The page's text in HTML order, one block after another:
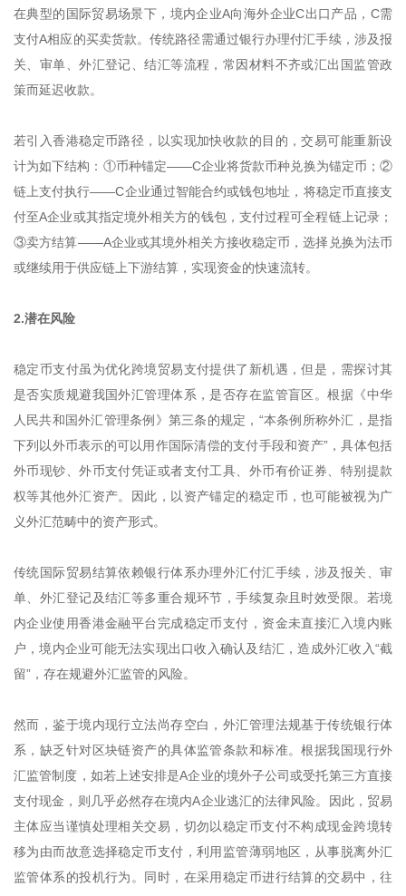
在典型的国际贸易场景下，境内企业A向海外企业C出口产品，C需
支付A相应的买卖货款。传统路径需通过银行办理付汇手续，涉及报
关、审单、外汇登记、结汇等流程，常因材料不齐或汇出国监管政
策而延迟收款。
若引入香港稳定币路径，以实现加快收款的目的，交易可能重新设
计为如下结构：①币种锚定——C企业将货款币种兑换为锚定币；②
链上支付执行——C企业通过智能合约或钱包地址，将稳定币直接支
付至A企业或其指定境外相关方的钱包，支付过程可全程链上记录；
③卖方结算——A企业或其境外相关方接收稳定币，选择兑换为法币
或继续用于供应链上下游结算，实现资金的快速流转。
2.潜在风险
稳定币支付虽为优化跨境贸易支付提供了新机遇，但是，需探讨其
是否实质规避我国外汇管理体系，是否存在监管盲区。根据《中华
人民共和国外汇管理条例》第三条的规定，“本条例所称外汇，是指
下列以外币表示的可以用作国际清偿的支付手段和资产”，具体包括
外币现钞、外币支付凭证或者支付工具、外币有价证券、特别提款
权等其他外汇资产。因此，以资产锚定的稳定币，也可能被视为广
义外汇范畴中的资产形式。
传统国际贸易结算依赖银行体系办理外汇付汇手续，涉及报关、审
单、外汇登记及结汇等多重合规环节，手续复杂且时效受限。若境
内企业使用香港金融平台完成稳定币支付，资金未直接汇入境内账
户，境内企业可能无法实现出口收入确认及结汇，造成外汇收入“截
留”，存在规避外汇监管的风险。
然而，鉴于境内现行立法尚存空白，外汇管理法规基于传统银行体
系，缺乏针对区块链资产的具体监管条款和标准。根据我国现行外
汇监管制度，如若上述安排是A企业的境外子公司或受托第三方直接
支付现金，则几乎必然存在境内A企业逃汇的法律风险。因此，贸易
主体应当谨慎处理相关交易，切勿以稳定币支付不构成现金跨境转
移为由而故意选择稳定币支付，利用监管薄弱地区，从事脱离外汇
监管体系的投机行为。同时，在采用稳定币进行结算的交易中，往